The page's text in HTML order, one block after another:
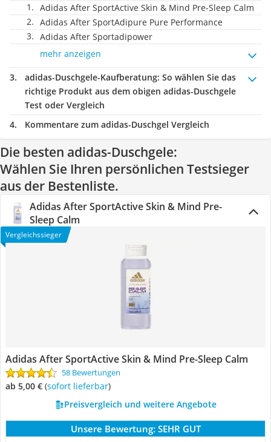
Adidas After SportActive Skin & Mind Pre-Sleep Calm
Adidas After SportAdipure Pure Performance
Adidas After Sportadipower
mehr anzeigen
adidas-Duschgele-Kaufberatung: So wählen Sie das
richtige Produkt aus dem obigen adidas-Duschgele
Test oder Vergleich
Kommentare zum adidas-Duschgel Vergleich
Die besten adidas-Duschgele:
Wählen Sie Ihren persönlichen Testsieger
aus der Bestenliste.
Adidas After SportActive Skin & Mind Pre-
Sleep Calm
Vergleichssieger
Adidas After SportActive Skin & Mind Pre-Sleep Calm
58 Bewertungen
ab 5,00 € ( Sofort lieferbar)
Preisvergleich und weitere Angebote
Unsere Bewertung: SEHR GUT